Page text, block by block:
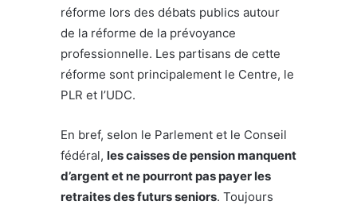
réforme lors des débats publics autour
de la réforme de la prévoyance
professionnelle. Les partisans de cette
réforme sont principalement le Centre, le
PLR et l’UDC.
En bref, selon le Parlement et le Conseil
fédéral, les caisses de pension manquent
d’argent et ne pourront pas payer les
retraites des futurs seniors. Toujours